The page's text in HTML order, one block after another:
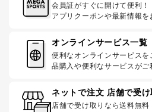
会員証がすぐに開けて便利！
アプリクーポンや最新情報を
オンラインサービス一覧
便利なオンラインサービス
品購入や便利なサービスがご
ネットで注文 店舗で受け
店舗で受け取りなら送料無